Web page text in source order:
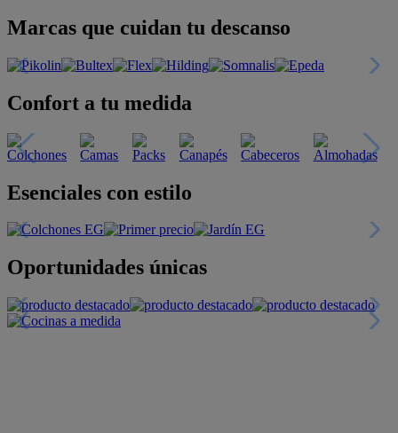
Marcas que cuidan tu descanso
Confort a tu medida
Esenciales con estilo
Oportunidades únicas